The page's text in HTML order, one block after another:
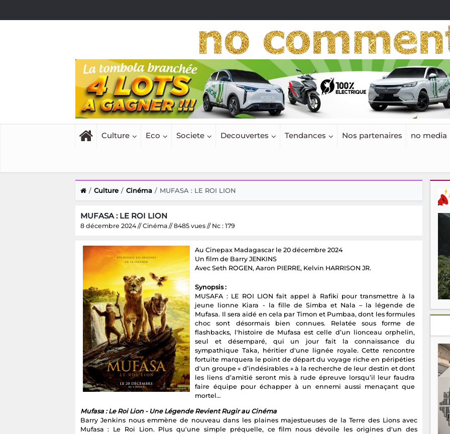
Culture Eco Societe Decouvertes Tendances Nos partenaires no media
Culture Cinéma MUFASA : LE ROI LION
MUFASA : LE ROI LION
8 décembre 2024 // Cinéma // 8485 vues // Nc : 179
Au Cinepax Madagascar le 20 décembre 2024
Un film de Barry JENKINS
Avec Seth ROGEN, Aaron PIERRE, Kelvin HARRISON JR.
Synopsis :
MUSAFA : LE ROI LION fait appel à Rafiki pour transmettre à la
jeune lionne Kiara - la fille de Simba et Nala – la légende de
Mufasa. Il sera aidé en cela par Timon et Pumbaa, dont les formules
choc sont désormais bien connues. Relatée sous forme de
flashbacks, l'histoire de Mufasa est celle d’un lionceau orphelin,
seul et désemparé, qui un jour fait la connaissance du
sympathique Taka, héritier d'une lignée royale. Cette rencontre
fortuite marquera le point de départ du voyage riche en péripéties
d'un groupe « d’indésirables » à la recherche de leur destin et dont
les liens d’amitié seront mis à rude épreuve lorsqu’il leur faudra
faire équipe pour échapper à un ennemi aussi menaçant que
mortel…
Mufasa : Le Roi Lion - Une Légende Revient Rugir au Cinéma
Barry Jenkins nous emmène de nouveau dans les plaines majestueuses de la Terre des Lions avec
Mufasa : Le Roi Lion. Plus qu'une simple préquelle, ce film nous dévoile les origines d'un des